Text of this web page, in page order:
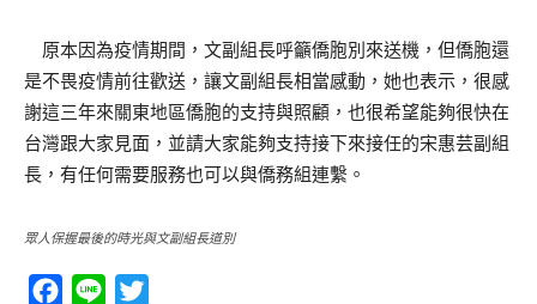
原本因為疫情期間，文副組長呼籲僑胞別來送機，但僑胞還
是不畏疫情前往歡送，讓文副組長相當感動，她也表示，很感
謝這三年來關東地區僑胞的支持與照顧，也很希望能夠很快在
台灣跟大家見面，並請大家能夠支持接下來接任的宋惠芸副組
長，有任何需要服務也可以與僑務組連繫。
眾人保握最後的時光與文副組長道別
Facebook
Line